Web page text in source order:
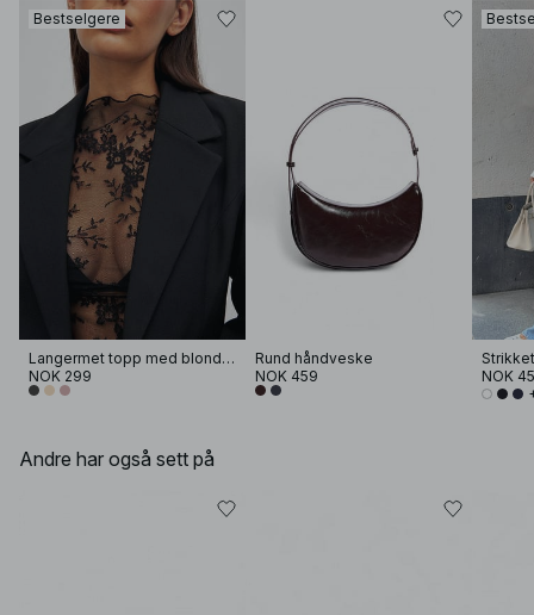
Bestselgere
Langermet topp med blonder
NOK 299
Rund håndveske
NOK 459
NOK
Andre har også sett på